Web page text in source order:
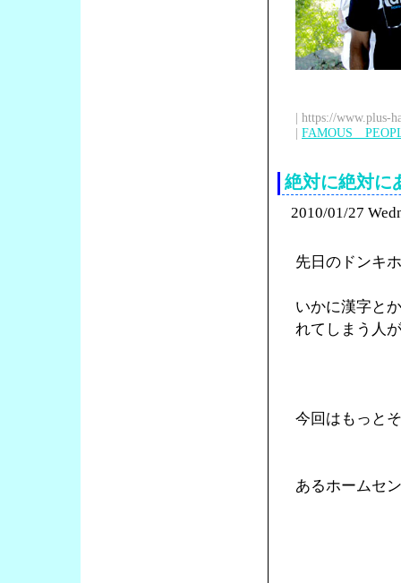
| https://www.plus-
| FAMOUS
絶対に絶対に
2010/01/27
先日のドンキ
いかに漢字と
れてしまう人
今回はもっと
あるホームセ